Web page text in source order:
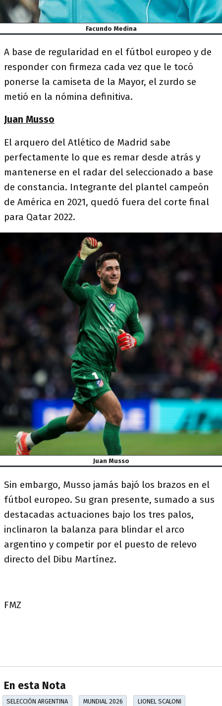
Facundo Medina
A base de regularidad en el fútbol europeo y de
responder con firmeza cada vez que le tocó
ponerse la camiseta de la Mayor, el zurdo se
metió en la nómina definitiva.
Juan Musso
El arquero del Atlético de Madrid sabe
perfectamente lo que es remar desde atrás y
mantenerse en el radar del seleccionado a base
de constancia. Integrante del plantel campeón
de América en 2021, quedó fuera del corte final
para Qatar 2022.
Juan Musso
Sin embargo, Musso jamás bajó los brazos en el
fútbol europeo. Su gran presente, sumado a sus
destacadas actuaciones bajo los tres palos,
inclinaron la balanza para blindar el arco
argentino y competir por el puesto de relevo
directo del Dibu Martínez.
FMZ
En esta Nota
SELECCIÓN ARGENTINA MUNDIAL 2026 LIONEL SCALONI